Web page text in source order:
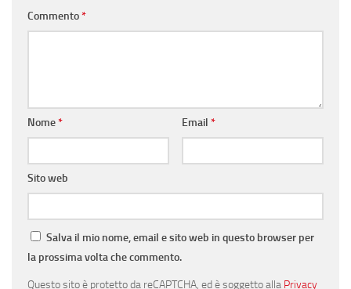
Commento*
Nome* Email *
Sito web
Salva il mio nome, email e sito web in questo browser per
la prossima volta che commento.
Questo sito è protetto da reCAPTCHA, ed è soggetto alla Privacy